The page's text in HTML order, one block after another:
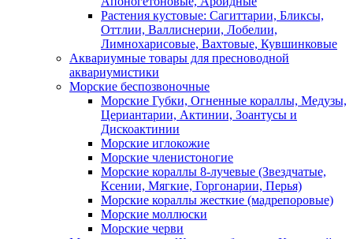
Растения кустовые: Сагиттарии, Бликсы,
Оттлии, Валлиснерии, Лобелии,
Лимнохарисовые, Вахтовые, Кувшинковые
Аквариумные товары для пресноводной
аквариумистики
Морские беспозвоночные
Морские Губки, Огненные кораллы, Медузы,
Цериантарии, Актинии, Зоантусы и
Дискоактинии
Морские иглокожие
Морские членистоногие
Морские кораллы 8-лучевые (Звездчатые,
Ксении, Мягкие, Горгонарии, Перья)
Морские кораллы жесткие (мадрепоровые)
Морские моллюски
Морские черви